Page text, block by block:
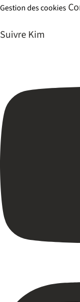
Gestion des cookies
Suivre Kim